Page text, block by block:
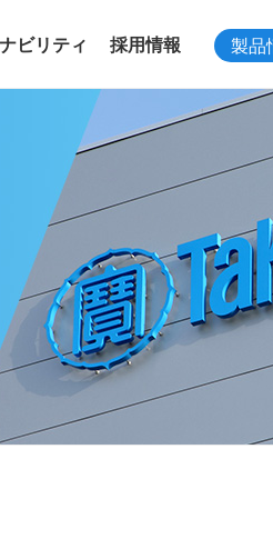
製品
ループ会社 サステナビリティイ
ビリティ 採用情報